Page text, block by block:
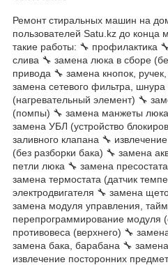
Ремонт стиральных машин на
пользователей Satu.kz до
такие работы: 🔧 профилактика
слива 🔧 замена люка в сборе
привода 🔧 замена кнопок,
замена сетевого фильтра,
(нагревательный элемент) 🔧
(помпы) 🔧 замена манжеты люка
замена УБЛ (устройство
заливного клапана 🔧
(без разборки бака) 🔧 замена
петли люка 🔧 замена
замена термостата (датчик
электродвигателя 🔧 замена
замена модуля управления,
перепрограммирование модуля
противовеса (верхнего) 🔧
замена бака, барабана 🔧
извлечение посторонних